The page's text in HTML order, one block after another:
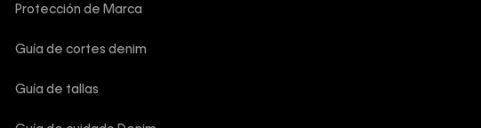
Protección de Marca
Guía de cortes denim
Guía de tallas